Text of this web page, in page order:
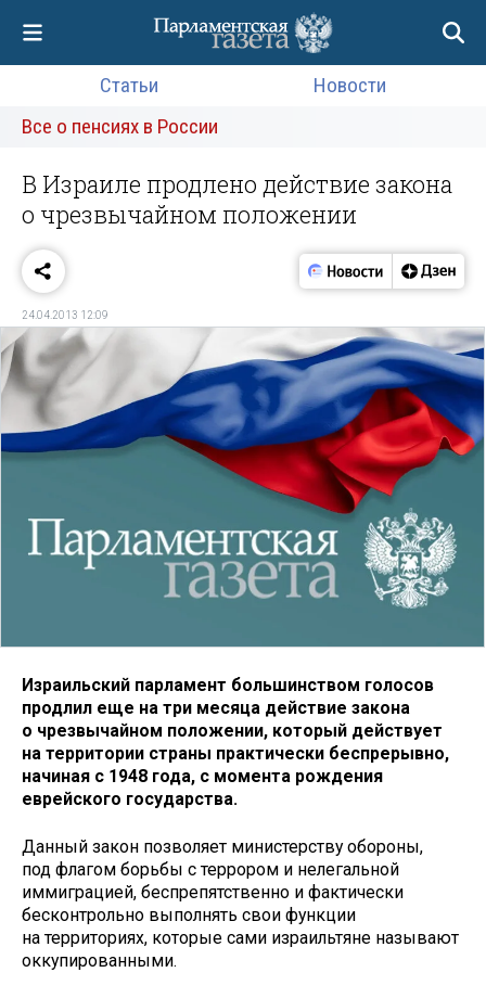
Статьи
Новости
Все о пенсиях в России
В Израиле продлено действие закона
о чрезвычайном положении
24.04.2013 12:09
Израильский парламент большинством голосов
продлил еще на три месяца действие закона
о чрезвычайном положении, который действует
на территории страны практически беспрерывно,
начиная с 1948 года, с момента рождения
еврейского государства.
Данный закон позволяет министерству обороны,
под флагом борьбы с террором и нелегальной
иммиграцией, беспрепятственно и фактически
бесконтрольно выполнять свои функции
на территориях, которые сами израильтяне называют
оккупированными.